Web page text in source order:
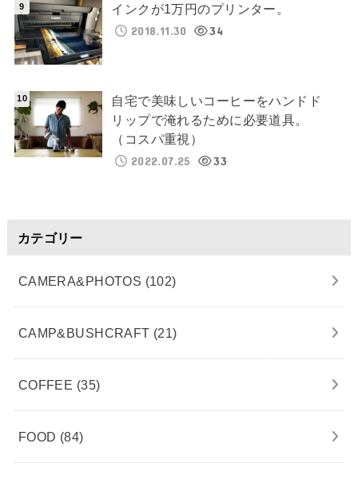
インクが1万円のプリンター。
2018.11.30
34
自宅で美味しいコーヒーをハンドド
リップで淹れるために必要道具。
（コスパ重視）
2022.07.25
33
カテゴリー
CAMERA&PHOTOS (102)
CAMP&BUSHCRAFT (21)
COFFEE (35)
FOOD (84)